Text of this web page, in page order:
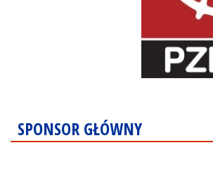
SPONSOR GŁÓWNY